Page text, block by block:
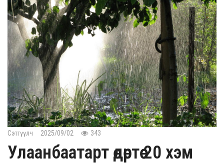
Сэтгүүлч 2025/09/02 343
Улаанбаатарт өдөртөө 20 хэм